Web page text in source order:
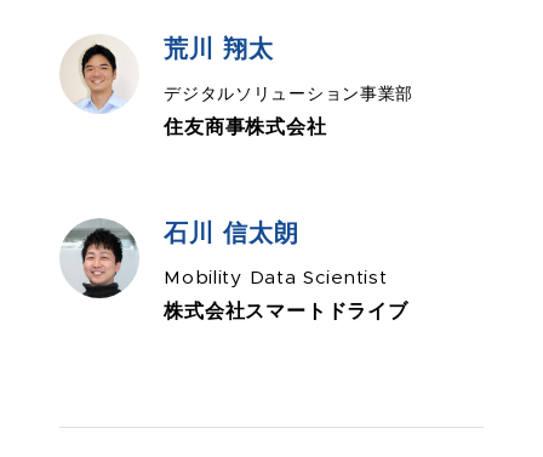
荒川 翔太
デジタルソリューション事業部
住友商事株式会社
石川 信太朗
Mobility Data Scientist
株式会社スマートドライブ